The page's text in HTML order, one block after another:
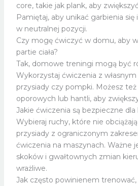
core, takie jak plank, aby
Pamiętaj, aby unikać garbienia
w neutralnej pozycji.
Czy mogę ćwiczyć w domu, aby
partie ciała?
Tak, domowe treningi mogą być
Wykorzystaj ćwiczenia z
przysiady czy pompki. Możesz
oporowych lub hantli, aby
Jakie ćwiczenia są bezpieczne dla
Wybieraj ruchy, które nie
przysiady z ograniczonym
ćwiczenia na maszynach. Ważne
skoków i gwałtownych zmian
wrażliwe.
Jak często powinienem